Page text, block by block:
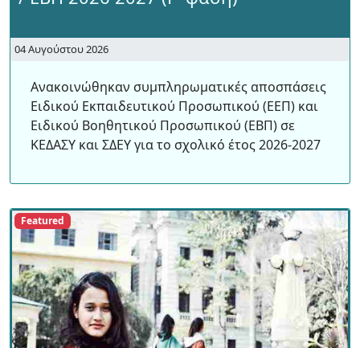
04 Αυγούστου 2026
Ανακοινώθηκαν συμπληρωματικές αποσπάσεις
Ειδικού Εκπαιδευτικού Προσωπικού (ΕΕΠ) και
Ειδικού Βοηθητικού Προσωπικού (ΕΒΠ) σε
ΚΕΔΑΣΥ και ΣΔΕΥ για το σχολικό έτος 2026-2027
Featured